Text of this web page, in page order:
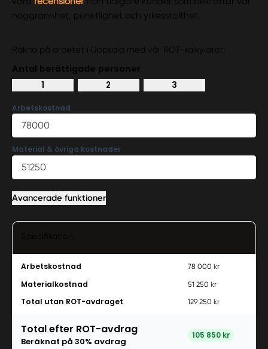
noggrannhet, punktlighet och yrkesstolthet.
Räkna på arbetet i Uppsala med vår ROT-kalkylator:
Antal berättigade personer
1 2 3
Arbetskostnad
Material & övriga kostnader
Avancerade funktioner
Arbetskostnad 78 000 kr
Materialkostnad 51 250 kr
Total utan ROT-avdraget 129 250 kr
Total efter ROT-avdrag
Beräknat på 30% avdrag
105 850 kr